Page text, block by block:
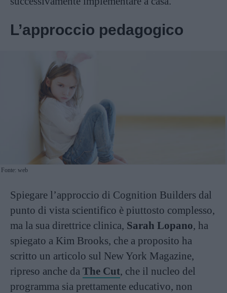
L’approccio pedagogico
Fonte: web
Spiegare l’approccio di Cognition Builders dal
punto di vista scientifico è piuttosto complesso,
ma la sua direttrice clinica, Sarah Lopano, ha
spiegato a Kim Brooks, che a proposito ha
scritto un articolo sul New York Magazine,
ripreso anche da The Cut, che il nucleo del
programma sia prettamente educativo, non